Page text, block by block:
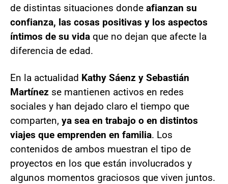
de distintas situaciones donde afianzan su
confianza, las cosas positivas y los aspectos
íntimos de su vida que no dejan que afecte la
diferencia de edad.
En la actualidad Kathy Sáenz y Sebastián
Martínez se mantienen activos en redes
sociales y han dejado claro el tiempo que
comparten, ya sea en trabajo o en distintos
viajes que emprenden en familia. Los
contenidos de ambos muestran el tipo de
proyectos en los que están involucrados y
algunos momentos graciosos que viven juntos.